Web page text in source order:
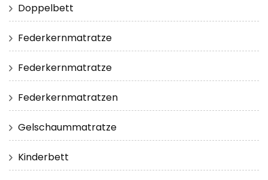
Doppelbett
Federkernmatratze
Federkernmatratze
Federkernmatratzen
Gelschaummatratze
Kinderbett